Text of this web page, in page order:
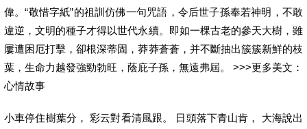
偉。“敬惜字紙”的祖訓仿佛一句咒語，令后世子孫奉若神明，不敢
違逆，文明的種子才得以世代永續。即如一棵古老的參天大樹，雖
屢遭困厄打擊，卻根深蒂固，莽莽蒼蒼，并不斷抽出簇簇新鮮的枝
葉，生命力越發強勁勃旺，蔭庇子孫，無遠弗屆。 >>>更多美文：
心情故事
小車停住樹葉分， 彩云對看清風跟。 日頭落下青山肯， 大海說出